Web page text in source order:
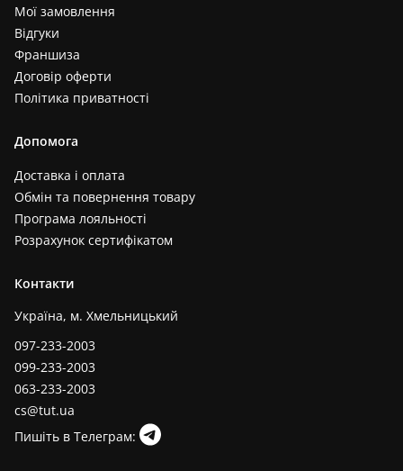
Мої замовлення
Відгуки
Франшиза
Договір оферти
Політика приватності
Допомога
Доставка і оплата
Обмін та повернення товару
Програма лояльності
Розрахунок сертифікатом
Контакти
Україна, м. Хмельницький
097-233-2003
099-233-2003
063-233-2003
cs@tut.ua
Пишіть в Телеграм: